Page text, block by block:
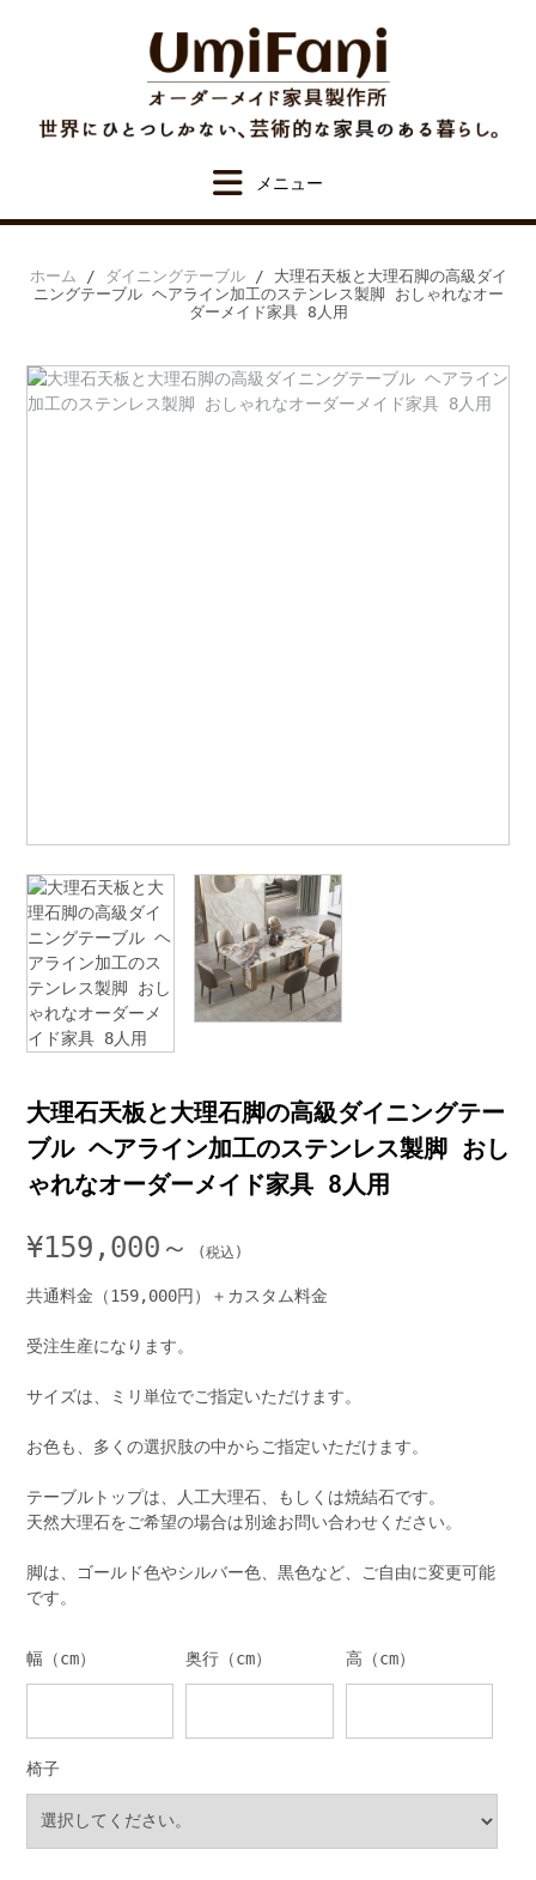
ホーム / ダイニングテーブル/ 大理石天板と大理石脚の高級ダイ
ニングテーブル ヘアライン加工のステンレス製脚 おしゃれなオー
ダーメイド家具 8人用
大理石天板と大理石脚の高級ダイニングテー
ブル ヘアライン加工のステンレス製脚 おし
ゃれなオーダーメイド家具 8人用
¥159,000～
共通料金（159,000円）＋カスタム料金
受注生産になります。
サイズは、ミリ単位でご指定いただけます。
お色も、多くの選択肢の中からご指定いただけます。
テーブルトップは、人工大理石、もしくは焼結石です。
天然大理石をご希望の場合は別途お問い合わせください。
脚は、ゴールド色やシルバー色、黒色など、ご自由に変更可能
です。
幅（cm） 奥行（cm） 高（cm）
椅子